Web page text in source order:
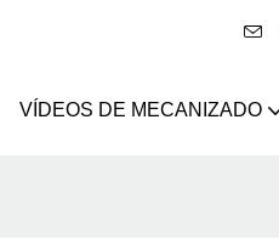
VÍDEOS DE MECANIZADO